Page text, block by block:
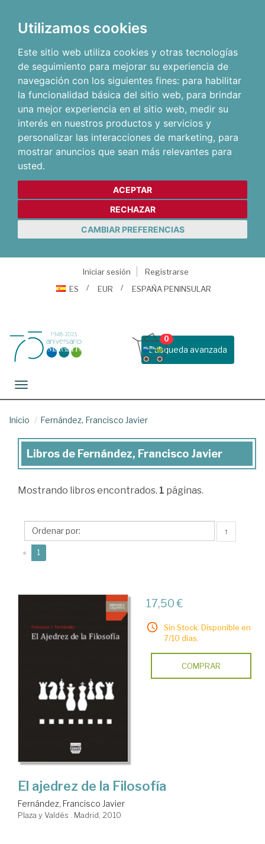
Utilizamos cookies
Este sitio web utiliza cookies y otras tecnologías
de seguimiento para mejorar su experiencia de
navegación con los siguientes fines: para habilitar
la funcionalidad básica del sitio web, para brindar
una mejor experiencia en el sitio web, medir su
interés en nuestros productos y servicios y
personalizar las interacciones de marketing, para
mostrar anuncios que sean más relevantes para
usted.
ACEPTAR
RECHAZAR
CAMBIAR PREFERENCIAS
Iniciar sesión
Registrarse
ES
EUR ESPAÑA PENINSULAR
Busqueda avanzada
0
Toggle navigation
Inicio Fernández, Francisco Javier
Libros
Fernández,
Javier
Libros de Fernández, Francisco Javier
Mostrando libros encontrados. 1 páginas.
↑
« 1
17,50 €
Sin Stock. Disponible en
7/10 días.
COMPRAR
El ajedrez de la Filosofía
Fernández, Francisco Javier
Plaza y Valdés . Madrid, 2010